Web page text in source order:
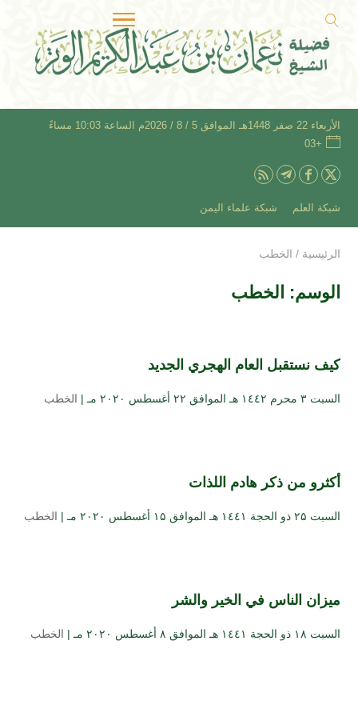
الأربعاء 22 صفر 1448هـ الموافق 5 / 8 / 2026م الساعة 10:03 مساءً
+03
شبكة العلم شبكة علماء اليمن
الرئيسية / الخطب
الوسم: الخطب
كيف نستقبل العام الهجري الجديد
السبت ۳ محرم ۱٤٤۲ هـ الموافق ۲۲ أغسطس ۲۰۲۰ مـ | الخطب
أكثرو من ذكر هادم اللذات
السبت ۲۵ ذو الحجة ۱٤٤۱ هـ الموافق ۱۵ أغسطس ۲۰۲۰ مـ | الخطب
ميزان الناس في الخير والشر
السبت ۱۸ ذو الحجة ۱٤٤۱ هـ الموافق ۸ أغسطس ۲۰۲۰ مـ | الخطب